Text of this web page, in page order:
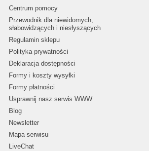
Centrum pomocy
Przewodnik dla niewidomych,
słabowidzących i niesłyszących
Regulamin sklepu
Polityka prywatności
Deklaracja dostępności
Formy i koszty wysyłki
Formy płatności
Usprawnij nasz serwis WWW
Blog
Newsletter
Mapa serwisu
LiveChat